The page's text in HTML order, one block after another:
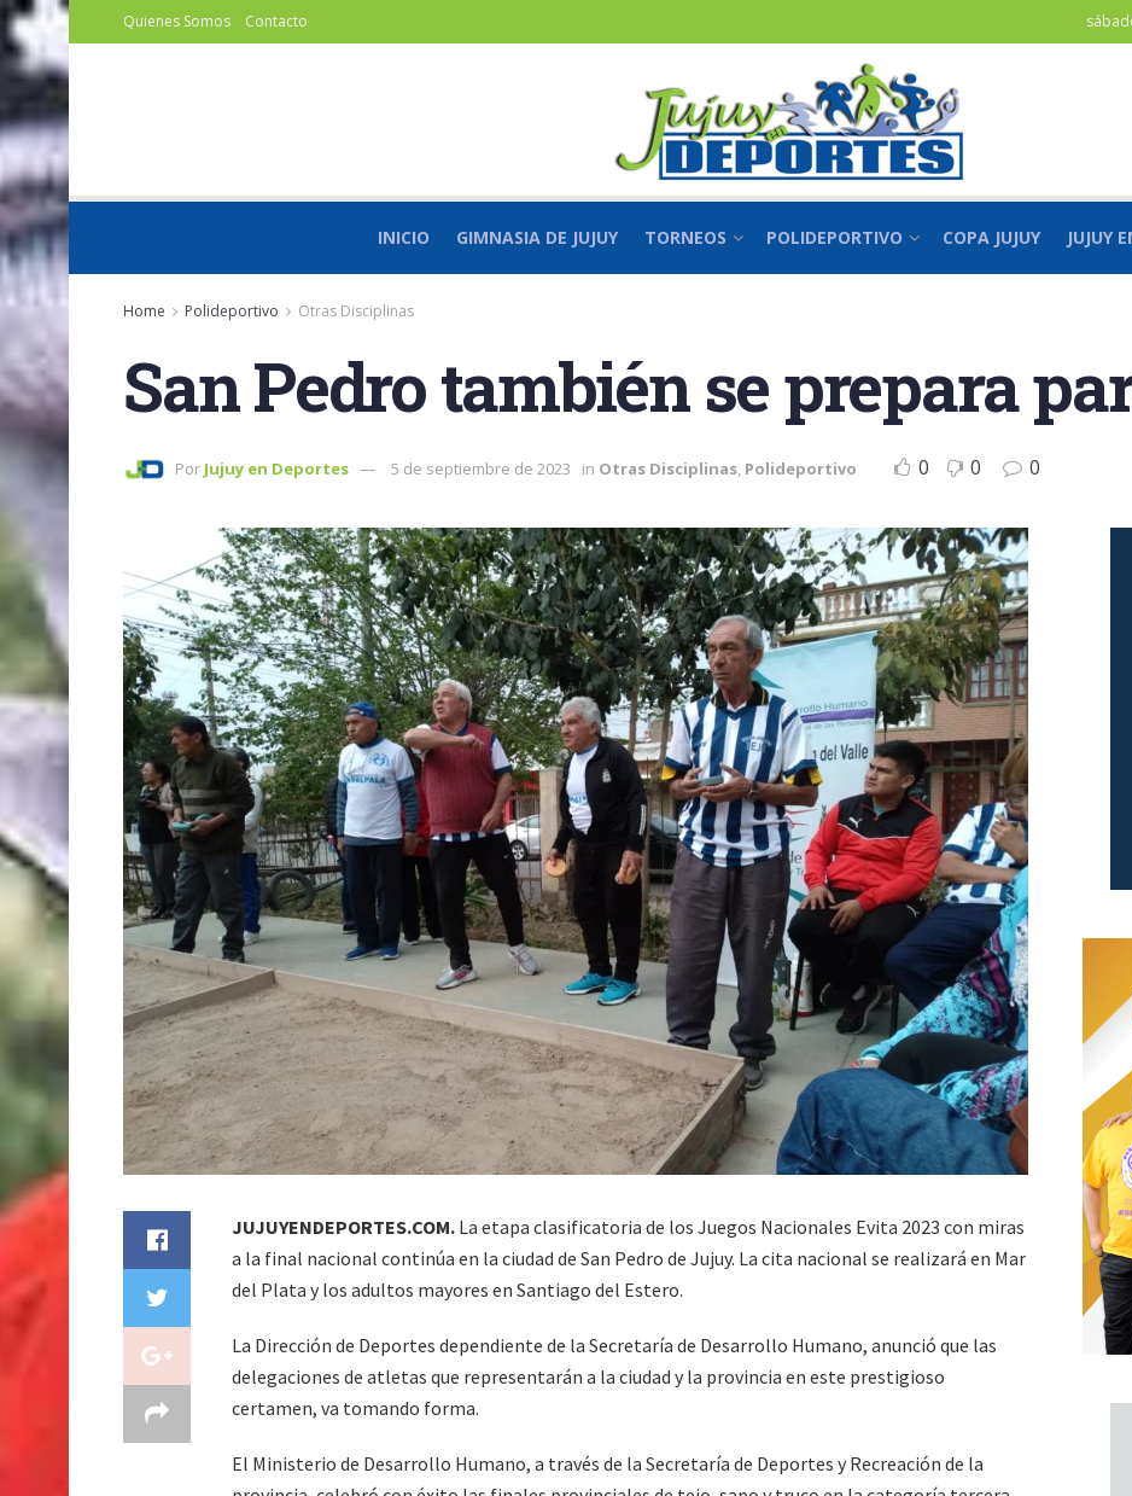
Quienes Somos Contacto
INICIO GIMNASIA DE JUJUY TORNEOS POLIDEPORTIVO COPA JUJUY JUJUY
Home Polideportivo Otras Disciplinas
San Pedro también se prepara
Por Jujuy en Deportes 5 de septiembre de 2023 in Otras Disciplinas, Polideportivo 0 0 0
JUJUYENDEPORTES.COM. La etapa clasificatoria de los Juegos Nacionales Evita 2023 con miras
a la final nacional continúa en la ciudad de San Pedro de Jujuy. La cita nacional se realizará en Mar
del Plata y los adultos mayores en Santiago del Estero.
La Dirección de Deportes dependiente de la Secretaría de Desarrollo Humano, anunció que las
delegaciones de atletas que representarán a la ciudad y la provincia en este prestigioso
certamen, va tomando forma.
El Ministerio de Desarrollo Humano, a través de la Secretaría de Deportes y Recreación de la